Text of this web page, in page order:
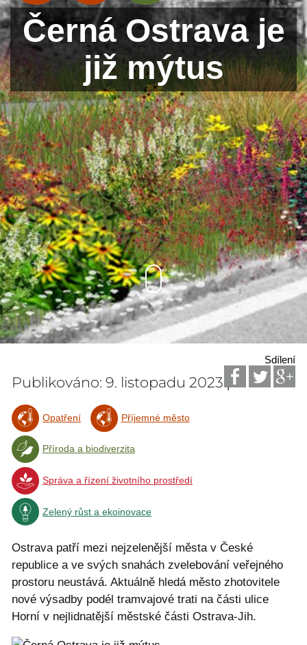
Černá Ostrava je
již mýtus
Sdílení
Publikováno: 9. listopadu 2023
Opatření Příjemné město
Příroda a biodiverzita
Správa a řízení životního prostředí
Zelený růst a ekoinovace
Ostrava patří mezi nejzelenější města v České
republice a ve svých snahách zvelebování veřejného
prostoru neustává. Aktuálně hledá město zhotovitele
nové výsadby podél tramvajové trati na části ulice
Horní v nejlidnatější městské části Ostrava-Jih.